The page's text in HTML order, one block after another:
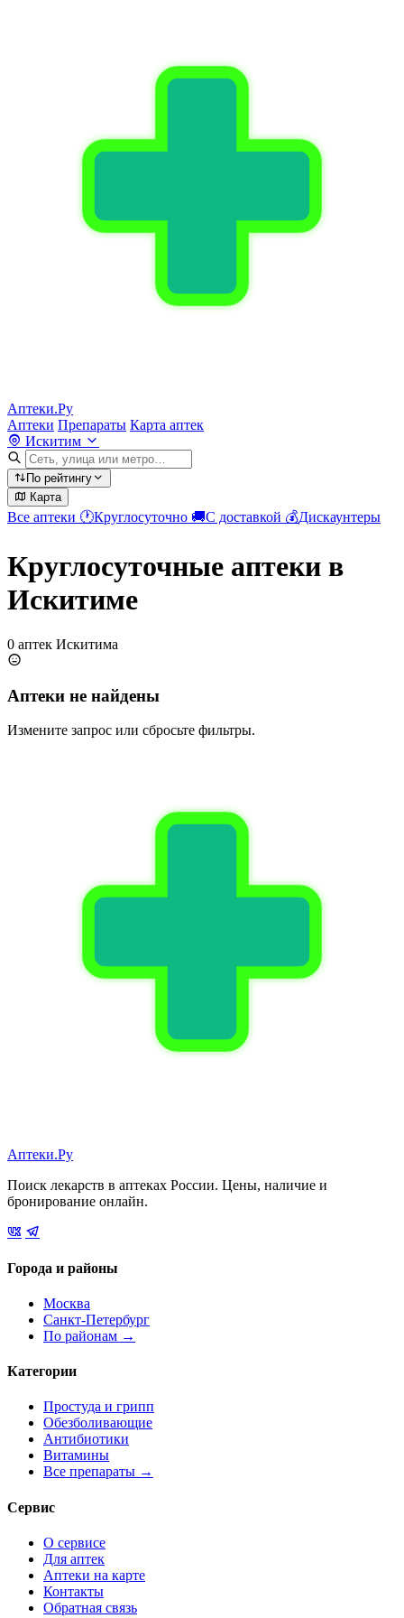
Аптеки.Ру
Аптеки Препараты Карта аптек
Искитим
По рейтингу
Карта
Все аптеки 🕐Круглосуточно 🚚С доставкой 💰Дискаунтеры
Круглосуточные аптеки в
Искитиме
0 аптек Искитима
Аптеки не найдены
Измените запрос или сбросьте фильтры.
Аптеки.Ру
Поиск лекарств в аптеках России. Цены, наличие и
бронирование онлайн.
Города и районы
Москва
Санкт-Петербург
По районам →
Категории
Простуда и грипп
Обезболивающие
Антибиотики
Витамины
Все препараты →
Сервис
О сервисе
Для аптек
Аптеки на карте
Контакты
Обратная связь